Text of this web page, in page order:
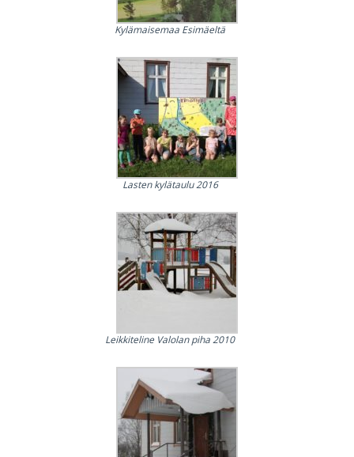
Kylämaisemaa Esimäeltä
Lasten kylätaulu 2016
Leikkiteline Valolan piha 2010